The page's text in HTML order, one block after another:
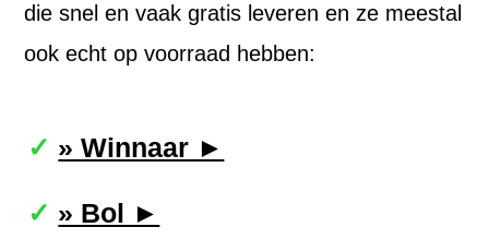
die snel en vaak gratis leveren en ze meestal
ook echt op voorraad hebben:
» Winnaar ►
» Bol ►